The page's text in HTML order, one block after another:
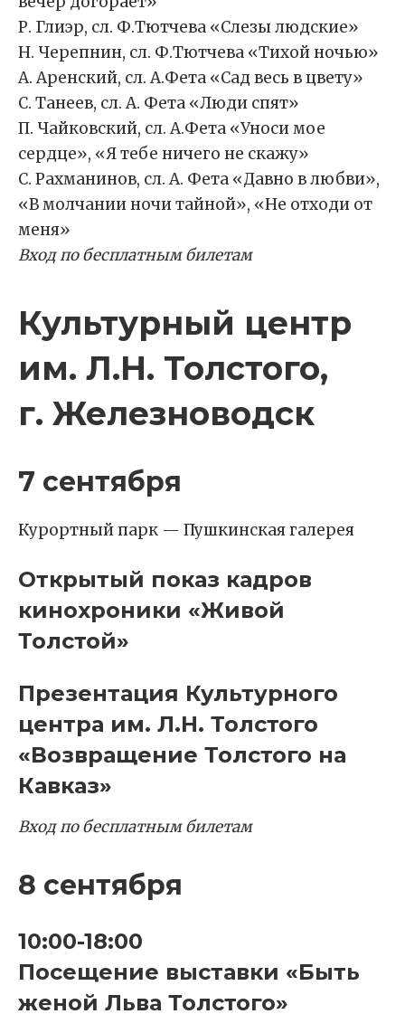
Р. Глиэр, сл. Ф.Тютчева «Слезы людские»
Н. Черепнин, сл. Ф.Тютчева «Тихой ночью»
А. Аренский, сл. А.Фета «Сад весь в цвету»
С. Танеев, сл. А. Фета «Люди спят»
П. Чайковский, сл. А.Фета «Уноси мое
сердце», «Я тебе ничего не скажу»
С. Рахманинов, сл. А. Фета «Давно в любви»,
«В молчании ночи тайной», «Не отходи от
меня»
Вход по бесплатным билетам
Культурный центр
им. Л.Н. Толстого,
г. Железноводск
7 сентября
Курортный парк — Пушкинская галерея
Открытый показ кадров
кинохроники «Живой
Толстой»
Презентация Культурного
центра им. Л.Н. Толстого
«Возвращение Толстого на
Кавказ»
Вход по бесплатным билетам
8 сентября
10:00-18:00
Посещение выставки «Быть
женой Льва Толстого»